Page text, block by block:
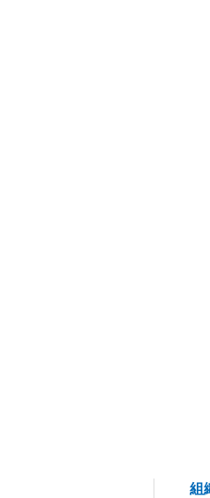
組